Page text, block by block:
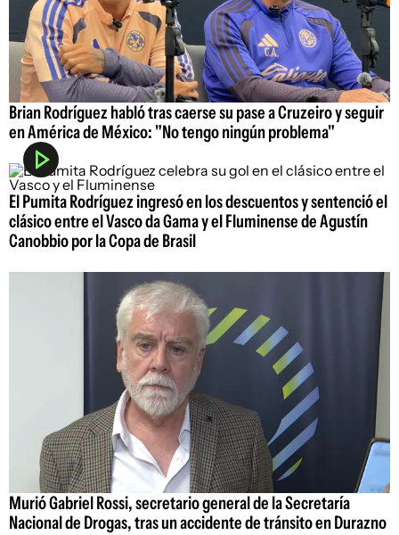
Brian Rodríguez habló tras caerse su pase a Cruzeiro y seguir
en América de México: "No tengo ningún problema"
El Pumita Rodríguez ingresó en los descuentos y sentenció el
clásico entre el Vasco da Gama y el Fluminense de Agustín
Canobbio por la Copa de Brasil
Murió Gabriel Rossi, secretario general de la Secretaría
Nacional de Drogas, tras un accidente de tránsito en Durazno